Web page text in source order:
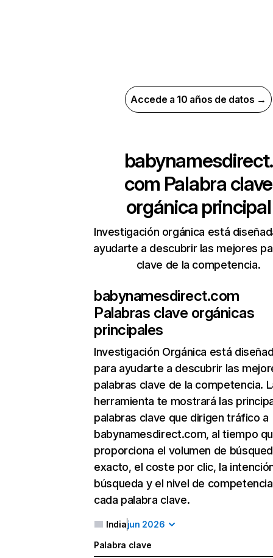
Accede a 10 años de datos →
babynamesdirect.
com Palabra clave
orgánica principal
Investigación orgánica está
ayudarte a descubrir las mejores
clave de la competencia.
babynamesdirect.com
Palabras clave orgánicas
principales
Investigación Orgánica está
para ayudarte a descubrir las
palabras clave de la competencia.
herramienta te mostrará las
palabras clave que dirigen tráfico a
babynamesdirect.com, al tiempo
proporciona el volumen de
exacto, el coste por clic, la
búsqueda y el nivel de
cada palabra clave.
Indiajun 2026
Palabra clave